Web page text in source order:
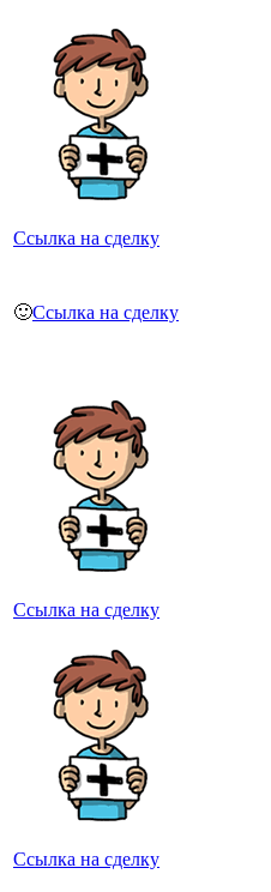
Ссылка на сделку
🙂Ссылка на сделку
Ссылка на сделку
Ссылка на сделку